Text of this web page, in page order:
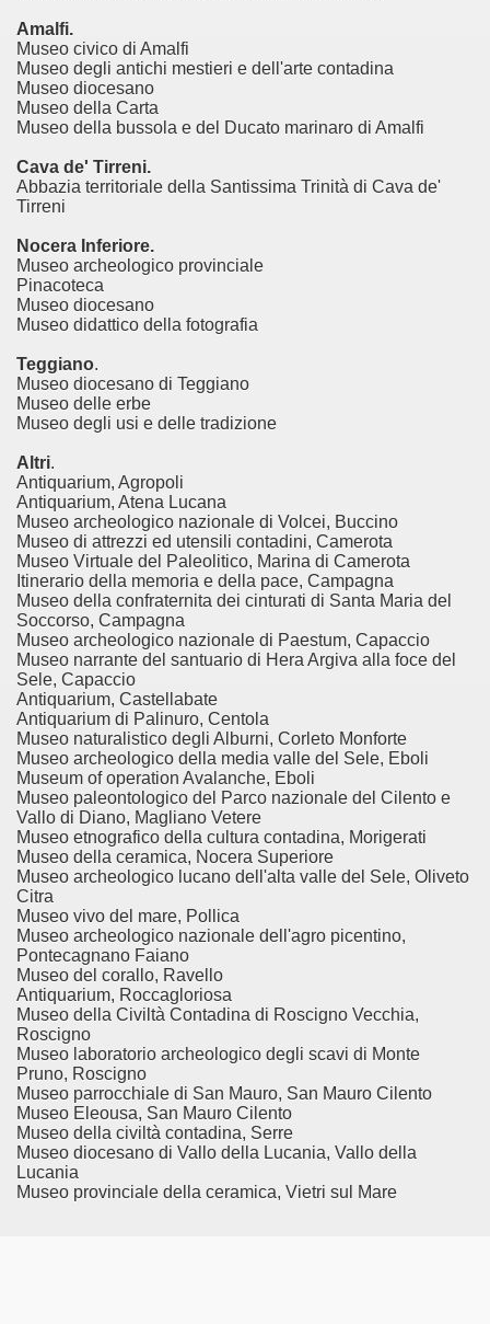
Amalfi.
Museo civico di Amalfi
Museo degli antichi mestieri e dell'arte contadina
Museo diocesano
Museo della Carta
Museo della bussola e del Ducato marinaro di Amalfi
Cava de' Tirreni.
Abbazia territoriale della Santissima Trinità di Cava de'
Tirreni
Nocera Inferiore.
Museo archeologico provinciale
Pinacoteca
Museo diocesano
Museo didattico della fotografia
Teggiano.
Museo diocesano di Teggiano
Museo delle erbe
Museo degli usi e delle tradizione
Altri.
Antiquarium, Agropoli
Antiquarium, Atena Lucana
Museo archeologico nazionale di Volcei, Buccino
Museo di attrezzi ed utensili contadini, Camerota
Museo Virtuale del Paleolitico, Marina di Camerota
Itinerario della memoria e della pace, Campagna
Museo della confraternita dei cinturati di Santa Maria del
Soccorso, Campagna
Museo archeologico nazionale di Paestum, Capaccio
Museo narrante del santuario di Hera Argiva alla foce del
Sele, Capaccio
Antiquarium, Castellabate
Antiquarium di Palinuro, Centola
Museo naturalistico degli Alburni, Corleto Monforte
Museo archeologico della media valle del Sele, Eboli
Museum of operation Avalanche, Eboli
Museo paleontologico del Parco nazionale del Cilento e
Vallo di Diano, Magliano Vetere
Museo etnografico della cultura contadina, Morigerati
Museo della ceramica, Nocera Superiore
Museo archeologico lucano dell'alta valle del Sele, Oliveto
Citra
Museo vivo del mare, Pollica
Museo archeologico nazionale dell'agro picentino,
Pontecagnano Faiano
Museo del corallo, Ravello
Antiquarium, Roccagloriosa
Museo della Civiltà Contadina di Roscigno Vecchia,
Roscigno
Museo laboratorio archeologico degli scavi di Monte
Pruno, Roscigno
Museo parrocchiale di San Mauro, San Mauro Cilento
Museo Eleousa, San Mauro Cilento
Museo della civiltà contadina, Serre
Museo diocesano di Vallo della Lucania, Vallo della
Lucania
Museo provinciale della ceramica, Vietri sul Mare